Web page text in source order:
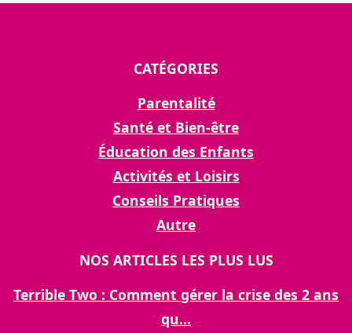
CATÉGORIES
Parentalité
Santé et Bien-être
Éducation des Enfants
Activités et Loisirs
Conseils Pratiques
Autre
NOS ARTICLES LES PLUS LUS
Terrible Two : Comment gérer la crise des 2 ans
qu...